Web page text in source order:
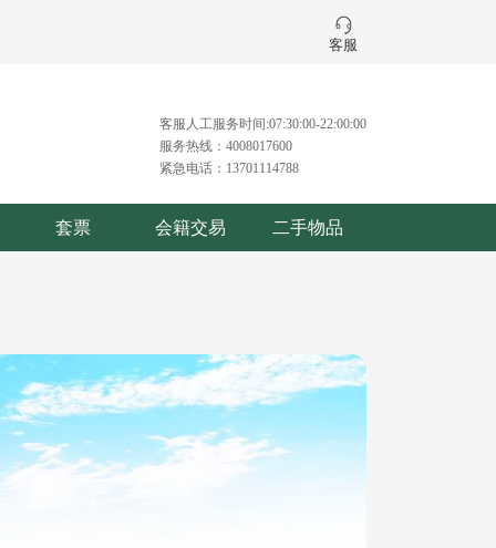
客服
客服人工服务时间:07:30:00-22:00:00
服务热线：4008017600
紧急电话：13701114788
套票 会籍交易 二手物品